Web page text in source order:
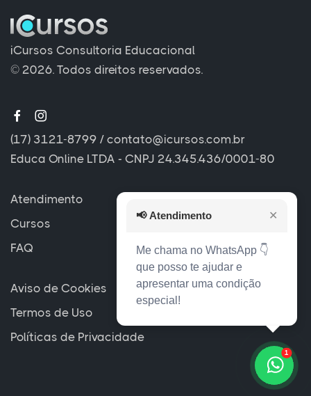
iCursos Consultoria Educacional
© 2026. Todos direitos reservados.
(17) 3121-8799 / contato@icursos.com.br
Educa Online LTDA - CNPJ 24.345.436/0001-80
Atendimento
Cursos
FAQ
Aviso de Cookies
Termos de Uso
Políticas de Privacidade
1
📢 Atendimento ✕
Me chama no WhatsApp 👇
que posso te ajudar e
apresentar uma condição
especial!